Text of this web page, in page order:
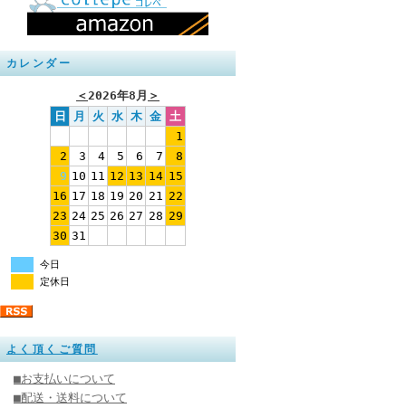
カレンダー
＜ 2026年8月 ＞
日
月 火 水 木 金
土
1
2
3 4 5 6 7
8
9 10 11 12 13 14 15
16 17 18 19 20 21
22
23 24 25 26 27 28 29
30 31
今日
定休日
よく頂くご質問
■お支払いについて
■配送・送料について